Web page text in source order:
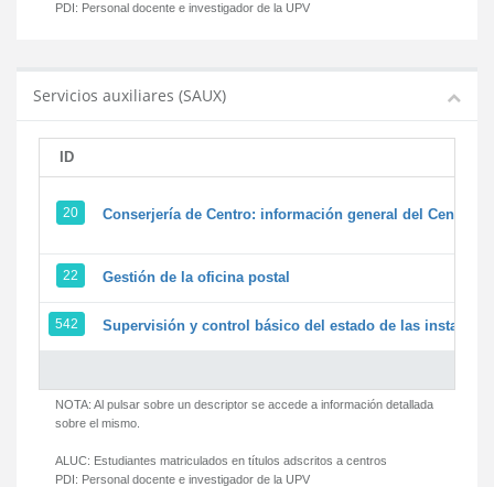
PDI: Personal docente e investigador de la UPV
Servicios auxiliares (SAUX)
ID
20 Conserjería de Centro: información general del Centro y
22 Gestión de la oficina postal
542 Supervisión y control básico del estado de las
NOTA: Al pulsar sobre un descriptor se accede a información detallada
sobre el mismo.
ALUC: Estudiantes matriculados en títulos adscritos a centros
PDI: Personal docente e investigador de la UPV